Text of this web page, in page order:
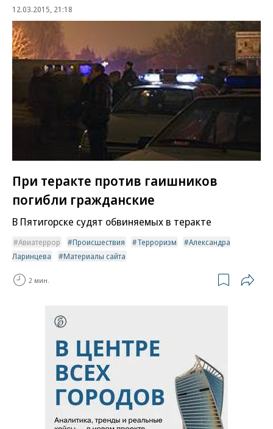
12.03.2015, 21:18
При теракте против гаишников
погибли гражданские
В Пятигорске судят обвиняемых в теракте
Авиатеррор Происшествия Терроризм
Александра
Ларинцева
Материалы сайта
2 мин.